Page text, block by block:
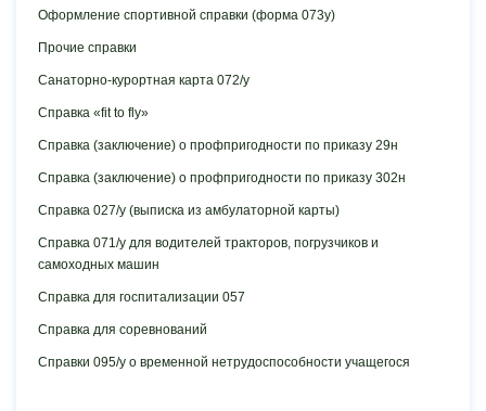
Оформление спортивной справки (форма 073у)
Прочие справки
Санаторно-курортная карта 072/у
Справка «fit to fly»
Справка (заключение) о профпригодности по приказу 29н
Справка (заключение) о профпригодности по приказу 302н
Справка 027/у (выписка из амбулаторной карты)
Справка 071/у для водителей тракторов, погрузчиков и
самоходных машин
Справка для госпитализации 057
Справка для соревнований
Справки 095/у о временной нетрудоспособности учащегося